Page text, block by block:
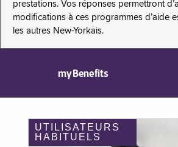
prestations. Vos réponses permettront
modifications à ces programmes d’aide
les autres New-Yorkais.
myBenefits
UTILISATEURS
HABITUELS